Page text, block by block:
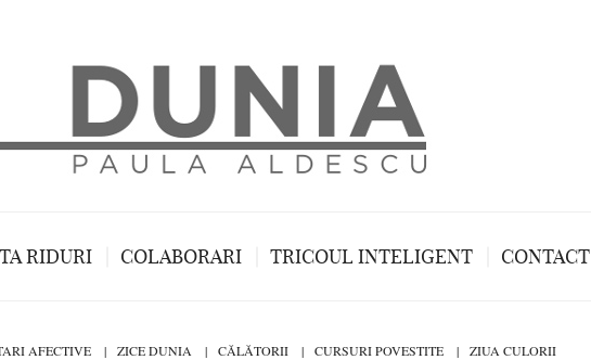
RIDURI COLABORARI TRICOUL INTELIGENT CONTACT
AFECTIVE ZICE DUNIA CĂLĂTORII CURSURI POVESTITE ZIUA CULORII